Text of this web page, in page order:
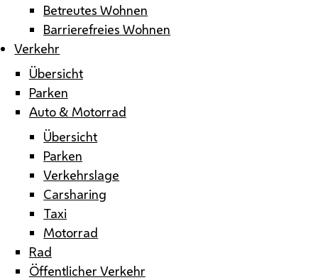
Betreutes Wohnen
Barrierefreies Wohnen
Verkehr
Übersicht
Parken
Auto & Motorrad
Übersicht
Parken
Verkehrslage
Carsharing
Taxi
Motorrad
Rad
Öffentlicher Verkehr